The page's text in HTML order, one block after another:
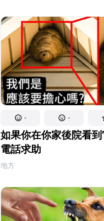
- -
如果你在你家後院看
電話求助
地方